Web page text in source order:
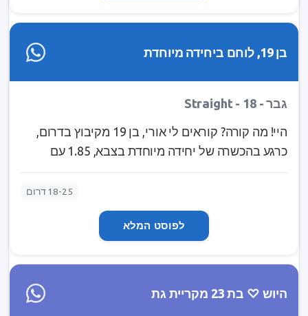
בן 19, לוחם ביחידה מיוחדת
גבר - Straight - 18
היי! מה קורה? קוראים לי אורי, בן 19 מקיבוץ בדרום,
כרגע בהכשרה של יחידה מיוחדת בצבא, 1.85 עם
עיניים ירוקות, בכושר שיא ועם מבנה גוף שתואם לכך
ככה שאם את אוהבת ידיים גדולות או קוביות בבטן את
יכולה להיות רגועה😉. אוהב לטייל בארץ, להיות בחוץ,
לגלוש, לצלול וכמובן גם סתם להתכרבל בשמיכה🤭.
שאוהבת לטייל ולבלות. מישהי שמסתכלת על החיים
בצורה חיובית, בת 19-20 עם תחומי עניין דומים לשלי
18-25 דרום
לפוסט המלא
היוש ♡ בת 23 מקריית גת